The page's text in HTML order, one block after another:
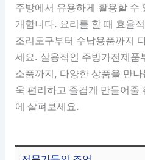
주방에서 유용하게 활용할 수
개합니다. 요리를 할 때 효율
조리도구부터 수납용품까지
세요. 실용적인 주방가전제품
소품까지, 다양한 상품을 만
욱 편리하고 즐겁게 만들어줄
에 살펴보세요.